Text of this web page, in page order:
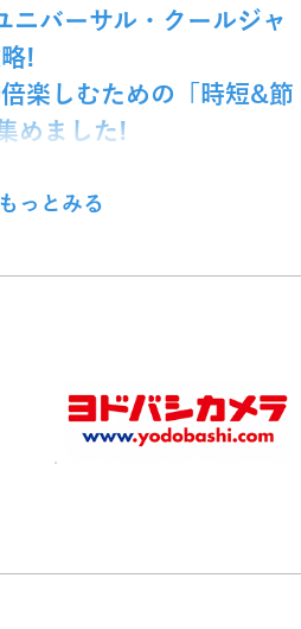
バーサル・クールジャ
!
楽しむための「時短&節
めました!
10分前」がキモ!
ワールド必勝テクニック
うための「攻略ポイント7」
に登場するキャラを極秘公開!
ー
ス・パスの賢い使い方
もっとみる